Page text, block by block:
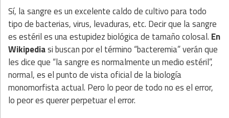
Sí, la sangre es un excelente caldo de cultivo para todo
tipo de bacterias, virus, levaduras, etc. Decir que la sangre
es estéril es una estupidez biológica de tamaño colosal. En
Wikipediasi buscan por el término “bacteremia” verán que
les dice que “la sangre es normalmente un medio estéril”,
normal, es el punto de vista oficial de la biología
monomorfista actual. Pero lo peor de todo no es el error,
lo peor es querer perpetuar el error.